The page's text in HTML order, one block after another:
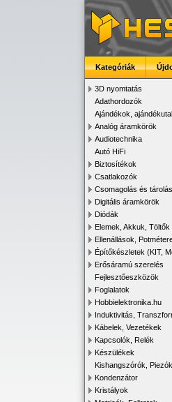
Kategóriák
3D nyomtatás
Adathordozók
Ajándékok,
Analóg áramkörök
Audiotechnika
Autó HiFi
Biztosítékok
Csatlakozók
Csomagolás és tárolás
Digitális áramkörök
Diódák
Elemek, Akkuk, Töltők
Ellenállások,
Építőkészletek (KIT,
Erősáramú szerelés
Fejlesztőeszközök
Foglalatok
Hobbielektronika.hu
Induktivitás,
Kábelek, Vezetékek
Kapcsolók, Relék
Készülékek
Kishangszórók,
Kondenzátor
Kristályok